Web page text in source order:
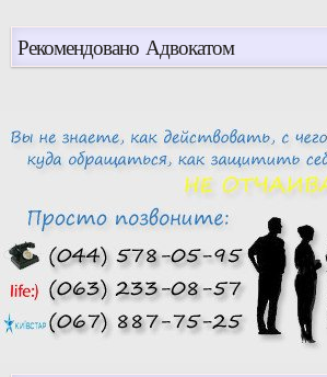
Рекомендовано Адвокатом